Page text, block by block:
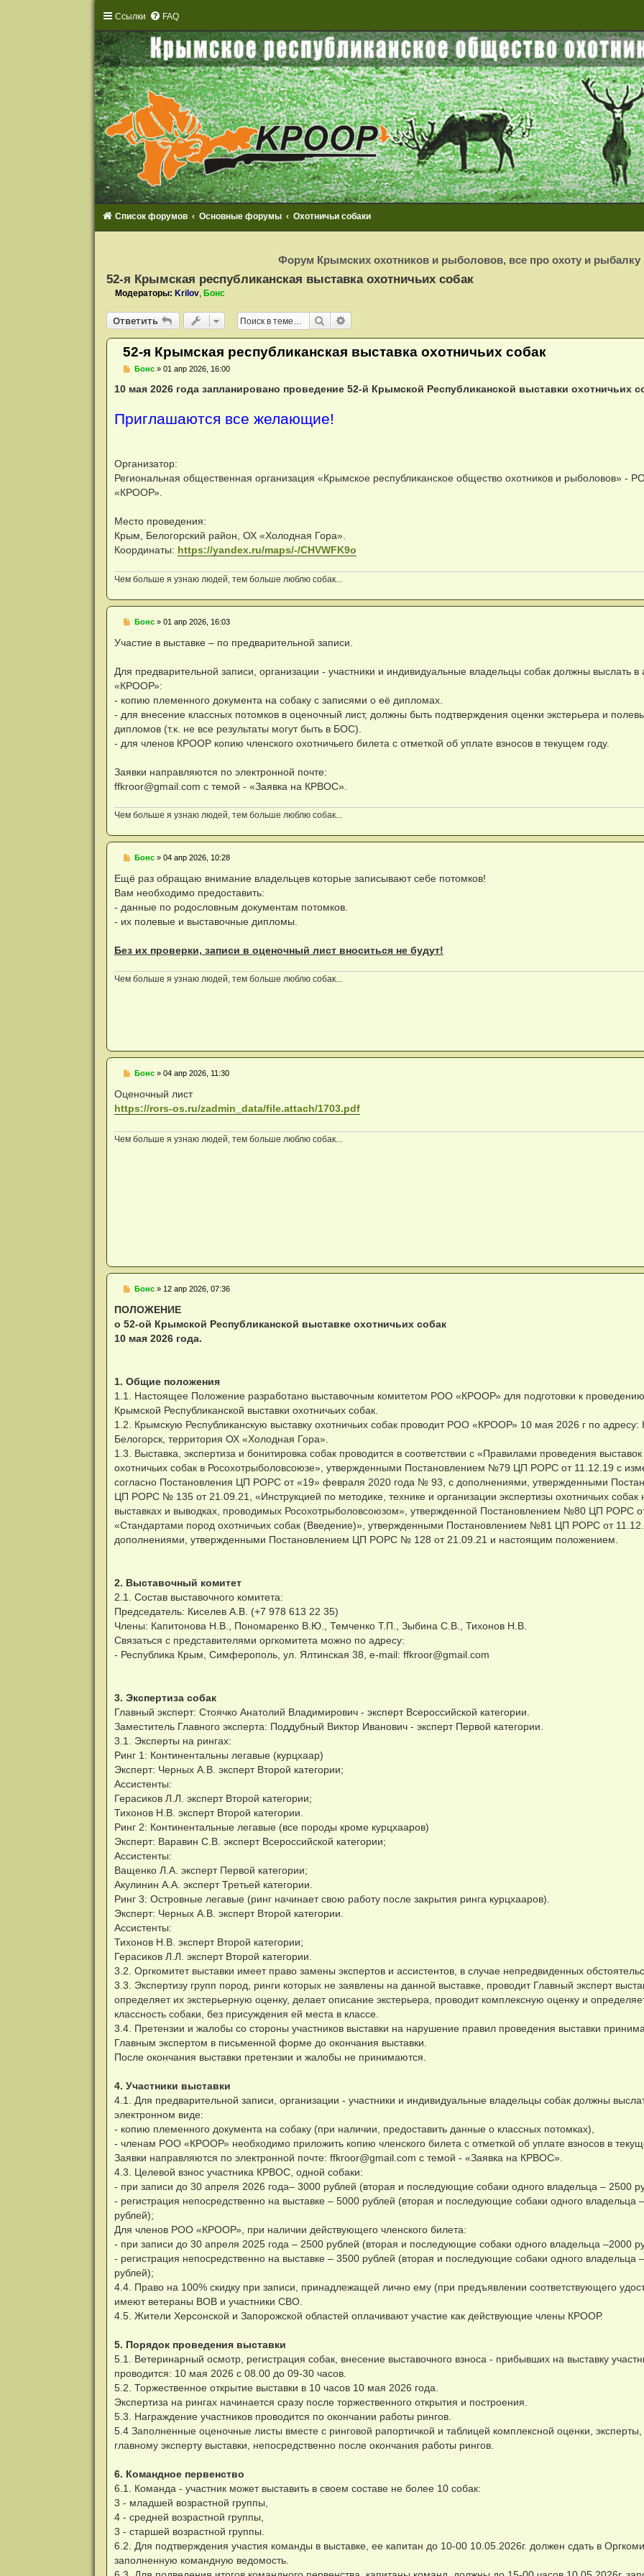
Ссылки FAQ
Список форумов Основные форумы Охотничьи собаки
и
с
ц
и
Форум Крымских охотников и рыболовов, все про охоту и
52-я Крымская республиканская выставка охотничьих собак
Модераторы: Krilov, Бонс
Ответить
Ответить Поиск
52-я Крымская республиканская выставка охотничьих собак
Н
п
ч
и
н
е
с
о
щ
е
и
Бонс» 01 апр 2026, 16:00
10 мая 2026 года запланировано проведение 52-й Крымской Республиканской выставки охотничьих
Приглашаются все желающие!
Организатор:
Региональная общественная организация «Крымское республиканское общество охотников и рыболовов» -
«КРООР».
Место проведения:
Крым, Белогорский район, ОХ «Холодная Гора».
Координаты: https://yandex.ru/maps/-/CHVWFK9o
Чем больше я узнаю людей, тем больше люблю собак...
Н
п
р
и
т
н
н
е
с
б
е
и
е
Бонс» 01 апр 2026, 16:03
Участие в выставке – по предварительной записи.
Для предварительной записи, организации - участники и индивидуальные владельцы собак должны выслать
«КРООР»:
- копию племенного документа на собаку с записями о её дипломах.
- для внесение классных потомков в оценочный лист, должны быть подтверждения оценки экстерьера и
дипломов (т.к. не все результаты могут быть в БОС).
- для членов КРООР копию членского охотничьего билета с отметкой об уплате взносов в текущем году.
Заявки направляются по электронной почте:
ffkroor@gmail.com с темой - «Заявка на КРВОС».
Чем больше я узнаю людей, тем больше люблю собак...
Н
п
р
о
и
т
н
с
е
Бонс» 04 апр 2026, 10:28
Ещё раз обращаю внимание владельцев которые записывают себе потомков!
Вам необходимо предоставить:
- данные по родословным документам потомков.
- их полевые и выставочные дипломы.
Без их проверки, записи в оценочный лист вноситься не будут!
Чем больше я узнаю людей, тем больше люблю собак...
Н
п
р
о
т
е
Бонс» 04 апр 2026, 11:30
Оценочный лист
https://rors-os.ru/zadmin_data/file.attach/1703.pdf
Чем больше я узнаю людей, тем больше люблю собак...
Н
п
р
о
и
н
о
е
с
о
б
е
н
е
Бонс» 12 апр 2026, 07:36
ПОЛОЖЕНИЕ
о 52-ой Крымской Республиканской выставке охотничьих собак
10 мая 2026 года.
1. Общие положения
1.1. Настоящее Положение разработано выставочным комитетом РОО «КРООР» для подготовки к
Крымской Республиканской выставки охотничьих собак.
1.2. Крымскую Республиканскую выставку охотничьих собак проводит РОО «КРООР» 10 мая 2026 г по адресу:
Белогорск, территория ОХ «Холодная Гора».
1.3. Выставка, экспертиза и бонитировка собак проводится в соответствии с «Правилами проведения выставок
охотничьих собак в Росохотрыболовсоюзе», утвержденными Постановлением №79 ЦП РОРС от 11.12.19 с
согласно Постановления ЦП РОРС от «19» февраля 2020 года № 93, с дополнениями, утвержденными
ЦП РОРС № 135 от 21.09.21, «Инструкцией по методике, технике и организации экспертизы охотничьих собак
выставках и выводках, проводимых Росохотрыболовсоюзом», утвержденной Постановлением №80 ЦП РОРС
«Стандартами пород охотничьих собак (Введение)», утвержденными Постановлением №81 ЦП РОРС от
дополнениями, утвержденными Постановлением ЦП РОРС № 128 от 21.09.21 и настоящим положением.
2. Выставочный комитет
2.1. Состав выставочного комитета:
Председатель: Киселев А.В. (+7 978 613 22 35)
Члены: Капитонова Н.В., Пономаренко В.Ю., Темченко Т.П., Зыбина С.В., Тихонов Н.В.
Связаться с представителями оргкомитета можно по адресу:
- Республика Крым, Симферополь, ул. Ялтинская 38, e-mail: ffkroor@gmail.com
3. Экспертиза собак
Главный эксперт: Стоячко Анатолий Владимирович - эксперт Всероссийской категории.
Заместитель Главного эксперта: Поддубный Виктор Иванович - эксперт Первой категории.
3.1. Эксперты на рингах:
Ринг 1: Континентальны легавые (курцхаар)
Эксперт: Черных А.В. эксперт Второй категории;
Ассистенты:
Герасиков Л.Л. эксперт Второй категории;
Тихонов Н.В. эксперт Второй категории.
Ринг 2: Континентальные легавые (все породы кроме курцхааров)
Эксперт: Варавин С.В. эксперт Всероссийской категории;
Ассистенты:
Ващенко Л.А. эксперт Первой категории;
Акулинин А.А. эксперт Третьей категории.
Ринг 3: Островные легавые (ринг начинает свою работу после закрытия ринга курцхааров).
Эксперт: Черных А.В. эксперт Второй категории.
Ассистенты:
Тихонов Н.В. эксперт Второй категории;
Герасиков Л.Л. эксперт Второй категории.
3.2. Оргкомитет выставки имеет право замены экспертов и ассистентов, в случае непредвиденных
3.3. Экспертизу групп пород, ринги которых не заявлены на данной выставке, проводит Главный эксперт
определяет их экстерьерную оценку, делает описание экстерьера, проводит комплексную оценку и
классность собаки, без присуждения ей места в классе.
3.4. Претензии и жалобы со стороны участников выставки на нарушение правил проведения выставки
Главным экспертом в письменной форме до окончания выставки.
После окончания выставки претензии и жалобы не принимаются.
4. Участники выставки
4.1. Для предварительной записи, организации - участники и индивидуальные владельцы собак должны
электронном виде:
- копию племенного документа на собаку (при наличии, предоставить данные о классных потомках),
- членам РОО «КРООР» необходимо приложить копию членского билета с отметкой об уплате взносов в
Заявки направляются по электронной почте: ffkroor@gmail.com с темой - «Заявка на КРВОС».
4.3. Целевой взнос участника КРВОС, одной собаки:
- при записи до 30 апреля 2026 года– 3000 рублей (вторая и последующие собаки одного владельца – 2500
- регистрация непосредственно на выставке – 5000 рублей (вторая и последующие собаки одного владельца
рублей);
Для членов РОО «КРООР», при наличии действующего членского билета:
- при записи до 30 апреля 2025 года – 2500 рублей (вторая и последующие собаки одного владельца –2000
- регистрация непосредственно на выставке – 3500 рублей (вторая и последующие собаки одного владельца
рублей);
4.4. Право на 100% скидку при записи, принадлежащей лично ему (при предъявлении соответствующего
имеют ветераны ВОВ и участники СВО.
4.5. Жители Херсонской и Запорожской областей оплачивают участие как действующие члены КРООР.
5. Порядок проведения выставки
5.1. Ветеринарный осмотр, регистрация собак, внесение выставочного взноса - прибывших на выставку
проводится: 10 мая 2026 с 08.00 до 09-30 часов.
5.2. Торжественное открытие выставки в 10 часов 10 мая 2026 года.
Экспертиза на рингах начинается сразу после торжественного открытия и построения.
5.3. Награждение участников проводится по окончании работы рингов.
5.4 Заполненные оценочные листы вместе с ринговой рапортичкой и таблицей комплексной оценки,
главному эксперту выставки, непосредственно после окончания работы рингов.
6. Командное первенство
6.1. Команда - участник может выставить в своем составе не более 10 собак:
3 - младшей возрастной группы,
4 - средней возрастной группы,
3 - старшей возрастной группы.
6.2. Для подтверждения участия команды в выставке, ее капитан до 10-00 10.05.2026г. должен сдать в
заполненную командную ведомость.